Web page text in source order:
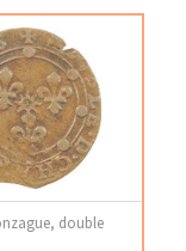
double